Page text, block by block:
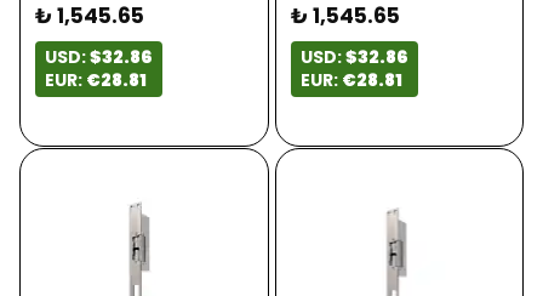
₺ 1,545.65
USD:$32.86
EUR: €28.81
₺ 1,545.65
USD:$32.86
EUR: €28.81